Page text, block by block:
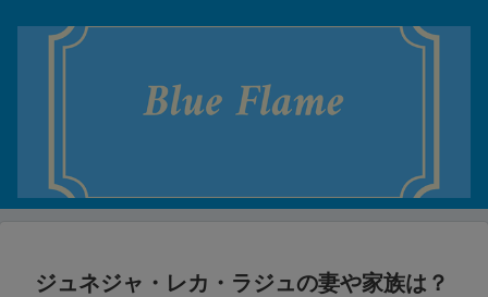
ジュネジャ・レカ・ラジュの妻や家族は？